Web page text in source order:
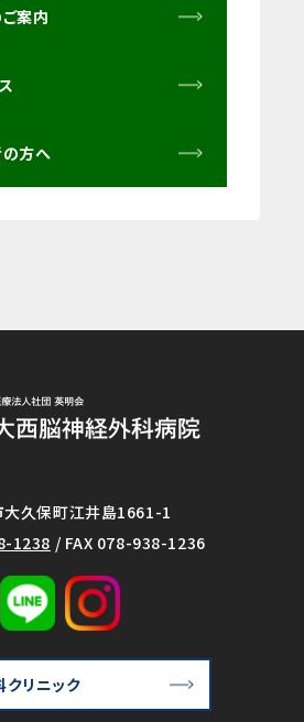
案内
方へ
大久保町江井島1661-1
1238 / FAX 078-938-1236
リニック